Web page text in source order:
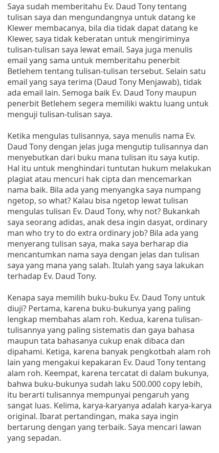
Saya sudah memberitahu Ev. Daud Tony tentang
tulisan saya dan mengundangnya untuk datang ke
Klewer membacanya, bila dia tidak dapat datang ke
Klewer, saya tidak keberatan untuk mengiriminya
tulisan-tulisan saya lewat email. Saya juga menulis
email yang sama untuk memberitahu penerbit
Betlehem tentang tulisan-tulisan tersebut. Selain satu
email yang saya terima (Daud Tony Menjawab), tidak
ada email lain. Semoga baik Ev. Daud Tony maupun
penerbit Betlehem segera memiliki waktu luang untuk
menguji tulisan-tulisan saya.
Ketika mengulas tulisannya, saya menulis nama Ev.
Daud Tony dengan jelas juga mengutip tulisannya dan
menyebutkan dari buku mana tulisan itu saya kutip.
Hal itu untuk menghindari tuntutan hukum melakukan
plagiat atau mencuri hak cipta dan mencemarkan
nama baik. Bila ada yang menyangka saya numpang
ngetop, so what? Kalau bisa ngetop lewat tulisan
mengulas tulisan Ev. Daud Tony, why not? Bukankah
saya seorang adidas, anak desa ingin dasyat, ordinary
man who try to do extra ordinary job? Bila ada yang
menyerang tulisan saya, maka saya berharap dia
mencantumkan nama saya dengan jelas dan tulisan
saya yang mana yang salah. Itulah yang saya lakukan
terhadap Ev. Daud Tony.
Kenapa saya memilih buku-buku Ev. Daud Tony untuk
diuji? Pertama, karena buku-bukunya yang paling
lengkap membahas alam roh. Kedua, karena tulisan-
tulisannya yang paling sistematis dan gaya bahasa
maupun tata bahasanya cukup enak dibaca dan
dipahami. Ketiga, karena banyak pengkotbah alam roh
lain yang mengakui kepakaran Ev. Daud Tony tentang
alam roh. Keempat, karena tercatat di dalam bukunya,
bahwa buku-bukunya sudah laku 500.000 copy lebih,
itu berarti tulisannya mempunyai pengaruh yang
sangat luas. Kelima, karya-karyanya adalah karya-karya
original. Ibarat pertandingan, maka saya ingin
bertarung dengan yang terbaik. Saya mencari lawan
yang sepadan.